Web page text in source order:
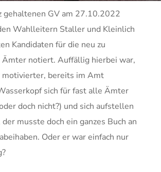
gehaltenen GV am 27.10.2022
Wahlleitern Staller und Kleinlich
Kandidaten für die neu zu
Ämter notiert. Auffällig hierbei war,
motivierter, bereits im Amt
sich für fast alle Ämter
doch nicht?) und sich aufstellen
musste doch ein ganzes Buch an
Oder er war einfach nur